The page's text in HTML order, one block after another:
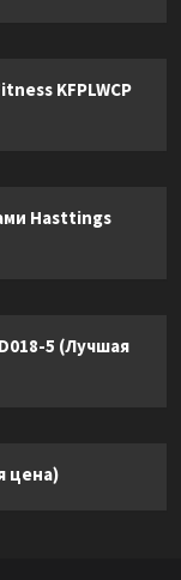
KFPLWCP
Hasttings
5 (Лучшая
цена)